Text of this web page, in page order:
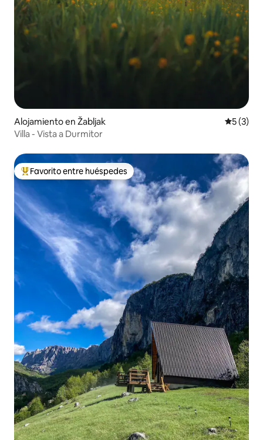
Alojamiento en Žabljak
5 (3)
Villa - Vista a Durmitor
Favorito entre huéspedes preferido
Favorito entre huéspedes